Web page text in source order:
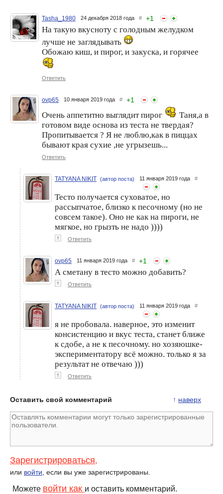
Tasha_1980 24 декабря 2018 года # +1
На такую вкусноту с голодным желудком
лучше не заглядывать
Обожаю киш, и пирог, и закуска, и горячее
Ответить
ovp65 10 января 2019 года # +1
Очень аппетитно выглядит пирог
Таня,а в
готовом виде основа из теста не твердая?
Пропитывается ? Я не люблю,как в пиццах
бывают края сухие ,не угрызешь...
Ответить
TATYANA NIKIT (автор поста) 11 января 2019 года #
Тесто получается суховатое, но
рассыпчатое, близко к песочному (но не
совсем такое). Оно не как на пироги, не
мягкое, но грызть не надо ))))
↑ Ответить
ovp65 11 января 2019 года # +1
А сметану в тесто можно добавить?
↑ Ответить
TATYANA NIKIT (автор поста) 11 января 2019 года #
я не пробовала. наверное, это изменит
консистенцию и вкус теста, станет ближе
к сдобе, а не к песочному. но хозяюшке-
экспериментатору всё можно. только я за
результат не отвечаю )))
↑ Ответить
↑ наверх
Оставить свой комментарий
Зарегистрироваться,
или войти , если вы уже зарегистрированы.
Можете войти как и оставить комментарий.